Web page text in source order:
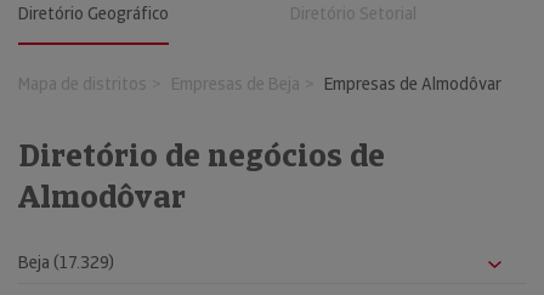
Diretório Geográfico Diretório Setorial
Mapa de distritos Empresas de Beja Empresas de Almodôvar
Diretório de negócios de
Almodôvar